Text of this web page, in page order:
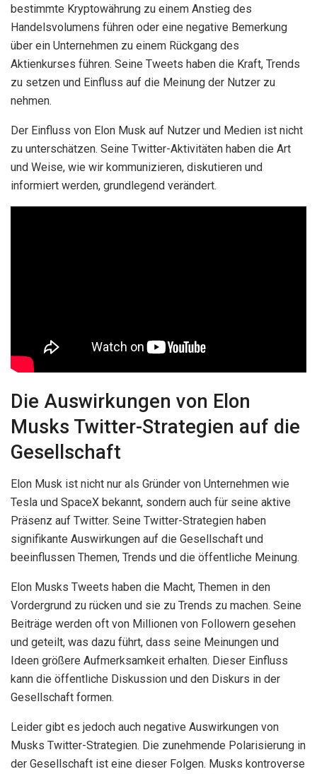
bestimmte Kryptowährung zu einem Anstieg des
Handelsvolumens führen oder eine negative Bemerkung
über ein Unternehmen zu einem Rückgang des
Aktienkurses führen. Seine Tweets haben die Kraft, Trends
zu setzen und Einfluss auf die Meinung der Nutzer zu
nehmen.
Der Einfluss von Elon Musk auf Nutzer und Medien ist nicht
zu unterschätzen. Seine Twitter-Aktivitäten haben die Art
und Weise, wie wir kommunizieren, diskutieren und
informiert werden, grundlegend verändert.
Die Auswirkungen von Elon
Musks Twitter-Strategien auf die
Gesellschaft
Elon Musk ist nicht nur als Gründer von Unternehmen wie
Tesla und SpaceX bekannt, sondern auch für seine aktive
Präsenz auf Twitter. Seine Twitter-Strategien haben
signifikante Auswirkungen auf die Gesellschaft und
beeinflussen Themen, Trends und die öffentliche Meinung.
Elon Musks Tweets haben die Macht, Themen in den
Vordergrund zu rücken und sie zu Trends zu machen. Seine
Beiträge werden oft von Millionen von Followern gesehen
und geteilt, was dazu führt, dass seine Meinungen und
Ideen größere Aufmerksamkeit erhalten. Dieser Einfluss
kann die öffentliche Diskussion und den Diskurs in der
Gesellschaft formen.
Leider gibt es jedoch auch negative Auswirkungen von
Musks Twitter-Strategien. Die zunehmende Polarisierung in
der Gesellschaft ist eine dieser Folgen. Musks kontroverse